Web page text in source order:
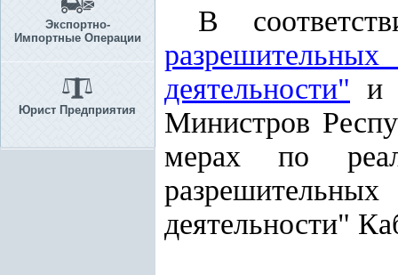
Экспортно-
Импортные Операции
Юрист Предприятия
В
деятельности"
Министров
мерах по
деятельности"